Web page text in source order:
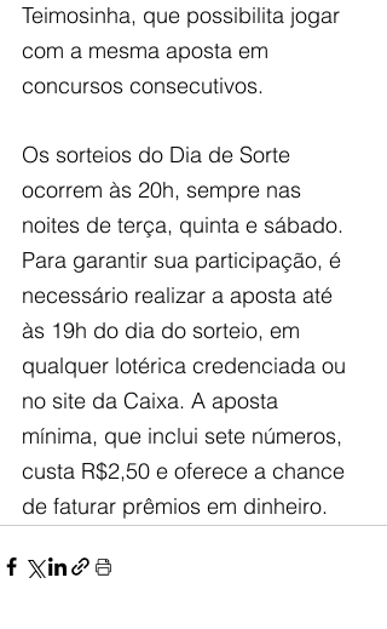
Teimosinha, que possibilita jogar
com a mesma aposta em
concursos consecutivos.
Os sorteios do Dia de Sorte
ocorrem às 20h, sempre nas
noites de terça, quinta e sábado.
Para garantir sua participação, é
necessário realizar a aposta até
às 19h do dia do sorteio, em
qualquer lotérica credenciada ou
no site da Caixa. A aposta
mínima, que inclui sete números,
custa R$2,50 e oferece a chance
de faturar prêmios em dinheiro.